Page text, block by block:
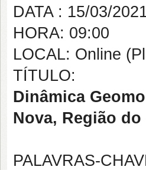
DATA : 15/03/
HORA: 09:00
LOCAL: Online
TÍTULO:
Dinâmica
Nova, Região
PALAVRAS-